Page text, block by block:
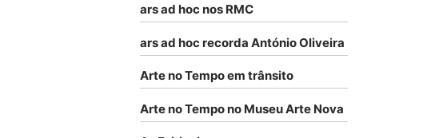
ars ad hoc nos RMC
ars ad hoc recorda António Oliveira
Arte no Tempo em trânsito
Arte no Tempo no Museu Arte Nova